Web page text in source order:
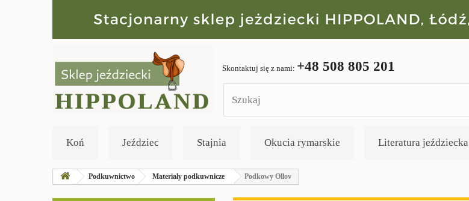
Skontaktuj się z nami: +48 508 805 201
Koń Jeździec Stajnia Okucia rymarskie Literatura jeździecka
Podkuwnictwo Materiały podkuwnicze Podkowy Ollov